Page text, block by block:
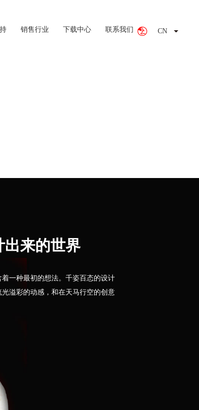
CN
销售行业 下载中心 联系我们
出来的世界
一种最初的想法。千姿百态的设计
溢彩的动感，和在天马行空的创意